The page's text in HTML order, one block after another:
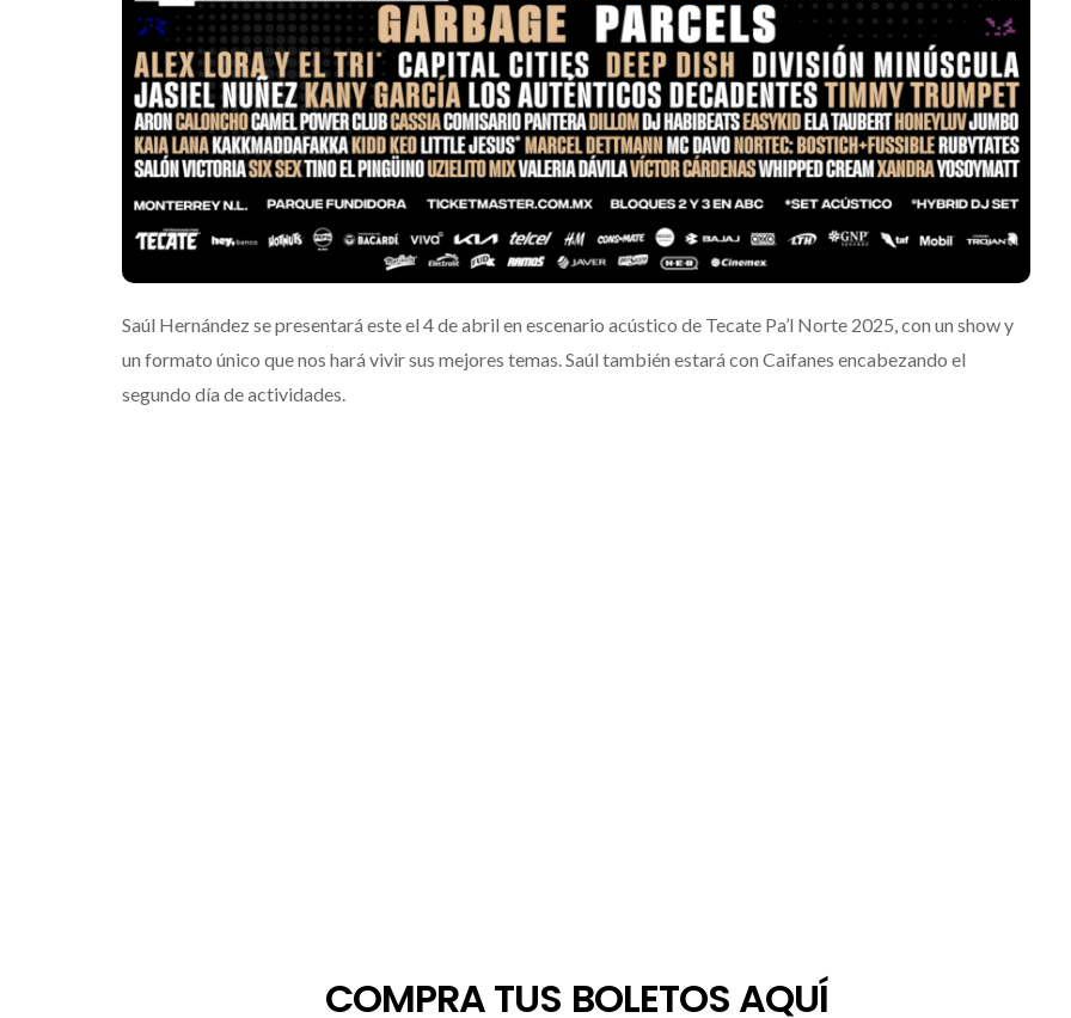
Saúl Hernández se presentará este el 4 de abril en escenario acústico de Tecate Pa’l Norte 2025, con un show y
un formato único que nos hará vivir sus mejores temas. Saúl también estará con Caifanes encabezando el
segundo día de actividades.
COMPRA TUS BOLETOS AQUÍ